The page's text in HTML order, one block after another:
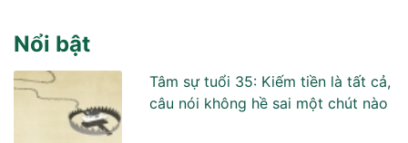
Nổi bật
Tâm sự tuổi 35: Kiếm tiền là tất cả,
câu nói không hề sai một chút nào